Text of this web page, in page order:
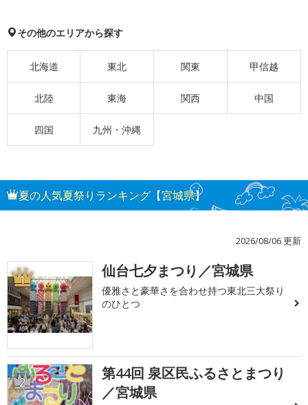
その他のエリアから探す
北海道 東北 関東 甲信越
北陸 東海 関西 中国
四国 九州・沖縄
夏の人気夏祭りランキング【宮城県】
2026/08/06 更新
1 仙台七夕まつり／宮城県
優雅さと豪華さを合わせ持つ東北三大祭り
のひとつ
2
第44回 泉区民ふるさとまつり
／宮城県